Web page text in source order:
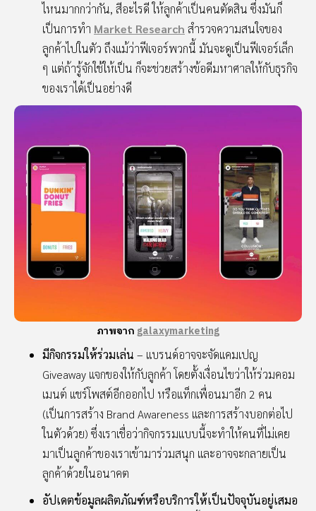
ไหนมากกว่ากัน, สีอะไรดี ให้ลูกค้าเป็นคนตัดสิน ซึ่งมันก็
เป็นการทำ Market Research สำรวจความสนใจของ
ลูกค้าไปในตัว ถึงแม้ว่าฟีเจอร์พวกนี้ มันจะดูเป็นฟีเจอร์เล็ก
ๆ แต่ถ้ารู้จักใช้ให้เป็น ก็จะช่วยสร้างข้อดีมหาศาลให้กับธุรกิจ
ของเราได้เป็นอย่างดี
ภาพจากgalaxymarketing
มีกิจกรรมให้ร่วมเล่น – แบรนด์อาจจะจัดแคมเปญ
Giveaway แจกของให้กับลูกค้า โดยตั้งเงื่อนไขว่าให้ร่วมคอม
เมนต์ แชร์โพสต์อีกออกไป หรือแท็กเพื่อนมาอีก 2 คน
(เป็นการสร้าง Brand Awareness และการสร้างบอกต่อไป
ในตัวด้วย) ซึ่งเราเชื่อว่ากิจกรรมแบบนี้จะทำให้คนที่ไม่เคย
มาเป็นลูกค้าของเราเข้ามาร่วมสนุก และอาจจะกลายเป็น
ลูกค้าด้วยในอนาคต
อัปเดตข้อมูลผลิตภัณฑ์หรือบริการให้เป็นปัจจุบันอยู่เสมอ